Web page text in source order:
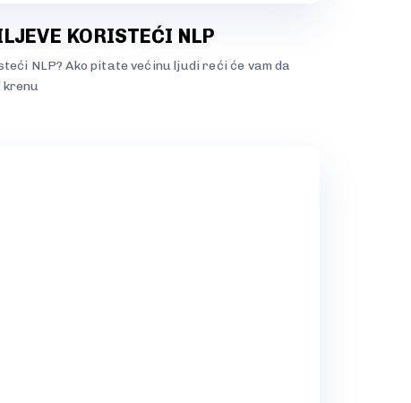
KORISTEĆI NLP
NLP? Ako pitate većinu ljudi reći će vam da
krenu